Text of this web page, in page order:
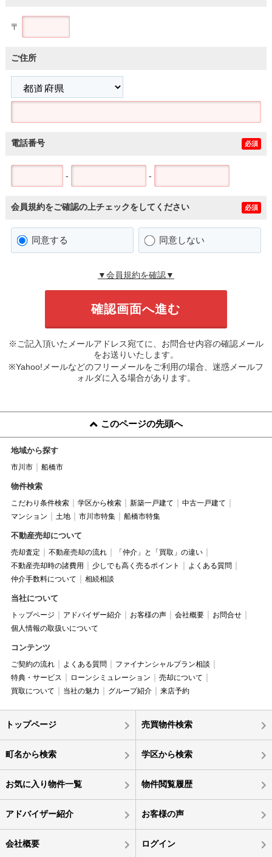
〒
ご住所
電話番号 必須
- -
会員規約をご確認の上チェックをしてください 必須
同意する 同意しない
▼会員規約を確認▼
※ご記入頂いたメールアドレス宛てに、お問合せ内容の確認メール
をお送りいたします。
※Yahoo!メールなどのフリーメールをご利用の場合、迷惑メールフ
ォルダに入る場合があります。
このページの先頭へ
地域から探す
市川市 船橋市
物件検索
こだわり条件検索 学区から検索 新築一戸建て
中古一戸建て
マンション
土地 市川市特集 船橋市特集
不動産売却について
売却査定 不動産売却の流れ
「仲介」と「買取」の違い
不動産売却時の諸費用
少しでも高く売るポイント
よくある質問
仲介手数料について
相続相談
当社について
トップページ アドバイザー紹介 お客様の声 会社概要
お問合せ
個人情報の取扱いについて
コンテンツ
ご契約の流れ よくある質問
ファイナンシャルプラン相談
特典・サービス
ローンシミュレーション
売却について
買取について
当社の魅力 グループ紹介 来店予約
トップページ 売買物件検索
町名から検索 学区から検索
お気に入り物件一覧 物件閲覧履歴
アドバイザー紹介 お客様の声
会社概要 ログイン